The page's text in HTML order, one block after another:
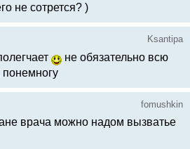
не сотрется? )
Ksantipa
не обязательно всю
понемногу
fomushkin
врача можно надом вызватье